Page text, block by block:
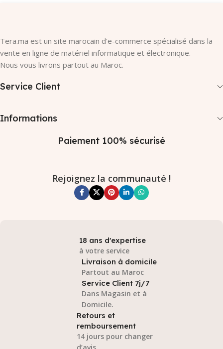
Tera.ma est un site marocain d'e-commerce spécialisé dans la
vente en ligne de matériel informatique et électronique.
Nous vous livrons partout au Maroc.
Service Client
Informations
Paiement 100% sécurisé
Rejoignez la communauté !
18 ans d'expertise
à votre service
Livraison à domicile
Partout au Maroc
Service Client 7j/7
Dans Magasin et à
Domicile.
Retours et
remboursement
14 jours pour changer
d’avis